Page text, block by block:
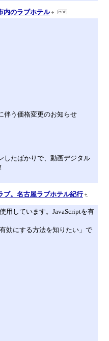
内のラブホテル
伴う価格変更のお知らせ
したばかりで、動画デジタル
ブ。名古屋ラブホテル紀行
用しています。JavaScriptを有
効にする方法を知りたい」で